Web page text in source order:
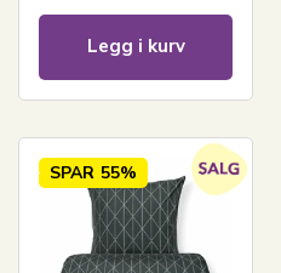
Legg i kurv
SPAR 55%